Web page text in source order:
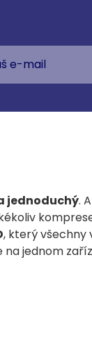
jednoduchý.
, který všechny
jednom